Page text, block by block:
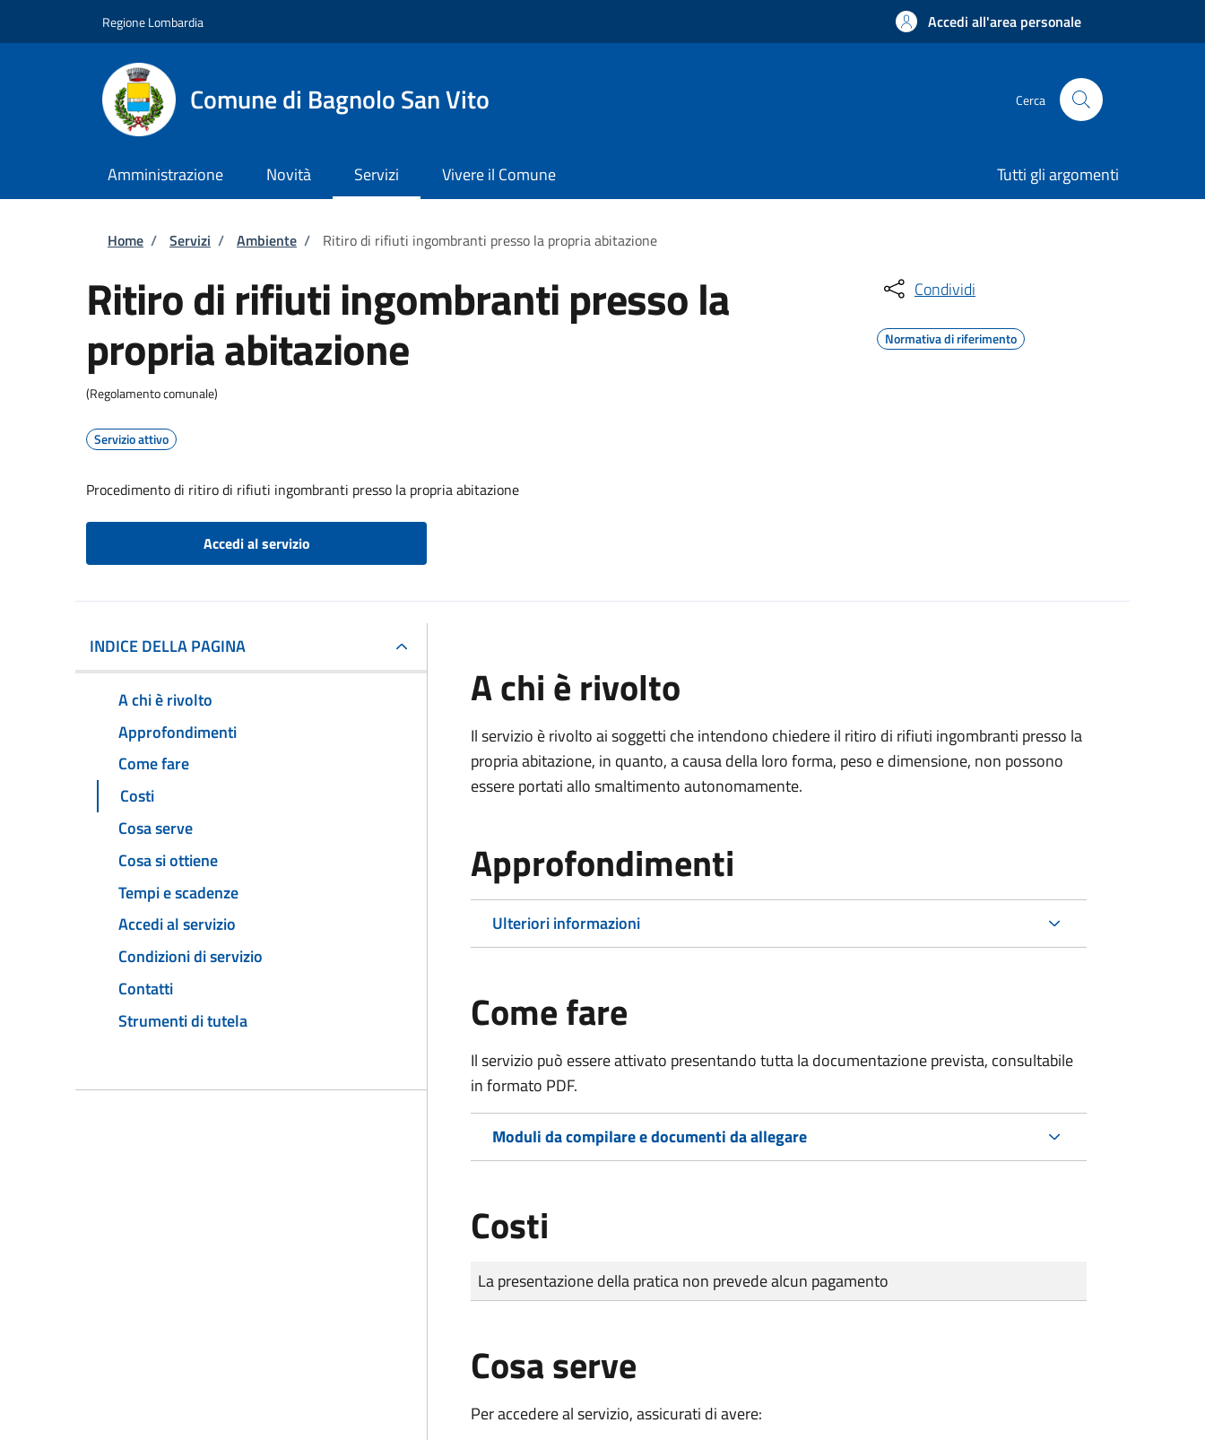
Regione Lombardia Accedi all'area personale
Comune di Bagnolo San Vito Cerca
Amministrazione Novità Servizi Vivere il Comune Tutti gli argomenti
Briciole di pane
Home / Servizi / Ambiente / Ritiro di rifiuti ingombranti presso la propria abitazione
Ritiro di rifiuti ingombranti presso la
propria abitazione
(Regolamento comunale)
Servizio attivo
Procedimento di ritiro di rifiuti ingombranti presso la propria abitazione
Accedi al servizio
Condividi
Normativa di riferimento
INDICE DELLA PAGINA
A chi è rivolto
Approfondimenti
Come fare
Costi
Cosa serve
Cosa si ottiene
Tempi e scadenze
Accedi al servizio
Condizioni di servizio
Contatti
Strumenti di tutela
A chi è rivolto
Il servizio è rivolto ai soggetti che intendono chiedere il ritiro di rifiuti ingombranti presso la
propria abitazione, in quanto, a causa della loro forma, peso e dimensione, non possono
essere portati allo smaltimento autonomamente.
Approfondimenti
Ulteriori informazioni
Come fare
Il servizio può essere attivato presentando tutta la documentazione prevista, consultabile
in formato PDF.
Moduli da compilare e documenti da allegare
Costi
Tipo di pagamento
Importo
La presentazione della pratica non prevede alcun pagamento
Cosa serve
Per accedere al servizio, assicurati di avere: